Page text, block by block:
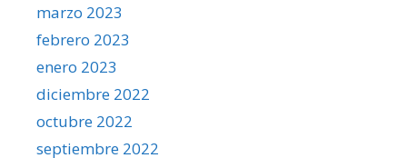
marzo 2023
febrero 2023
enero 2023
diciembre 2022
octubre 2022
septiembre 2022